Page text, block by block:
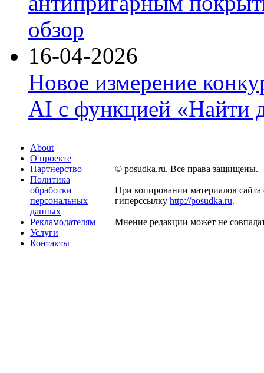
обзор
16-04-2026
Новое измерение
AI с функцией «Найти
About
О проекте
Партнерство
Политика
обработки
персональных
данных
Рекламодателям
Услуги
Контакты
© posudka.ru. Все права защищены.
При копировании материалов сайта
гиперссылку http://posudka.ru.
Мнение редакции может не